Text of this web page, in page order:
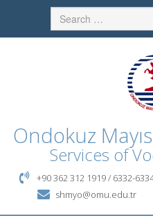
Ondokuz
Services of
+90 362 312 1919 / 6332-
shmyo@omu.edu.tr